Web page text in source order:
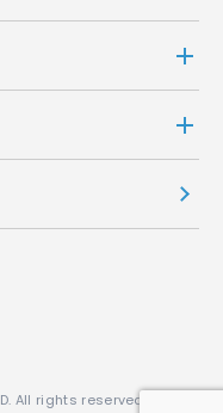
All rights reserved.